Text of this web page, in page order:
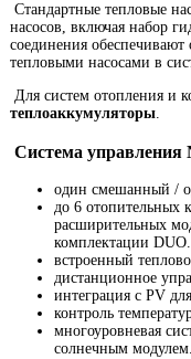
Стандартные тепловые
насосов, включая набор
соединения
тепловыми насосами в
Для систем отопления и
теплоаккумуляторы.
Система
один смешанный /
до 6 отопительных
расширительных
комплектации DUO.
встроенный
дистанционное
интеграция с PV
контроль
многоуровневая
солнечным модулем.